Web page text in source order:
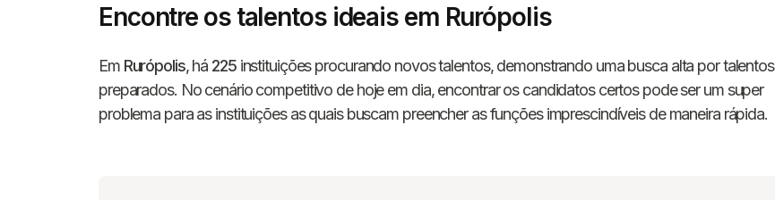
Encontre os talentos ideais em Rurópolis
Em Rurópolis, há 225instituições procurando novos talentos, demonstrando uma busca alta por talentos
preparados. No cenário competitivo de hoje em dia, encontrar os candidatos certos pode ser um super
problema para as instituições as quais buscam preencher as funções imprescindíveis de maneira rápida.